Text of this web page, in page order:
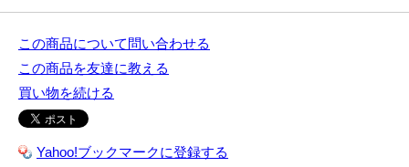
この商品について問い合わせる
この商品を友達に教える
買い物を続ける
Yahoo!ブックマークに登録する